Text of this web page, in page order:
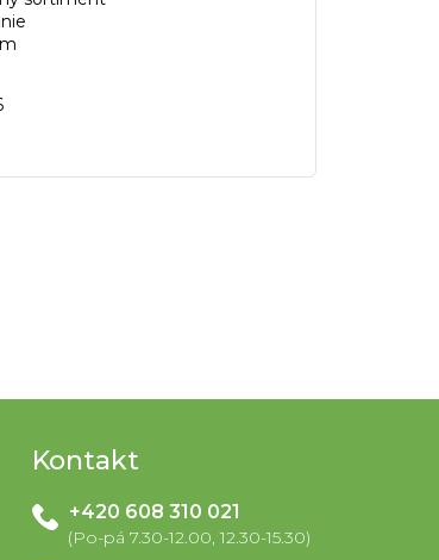
obchodu je 5 z 5 hviezdičiek.
Kontakt
+420 608 310 021